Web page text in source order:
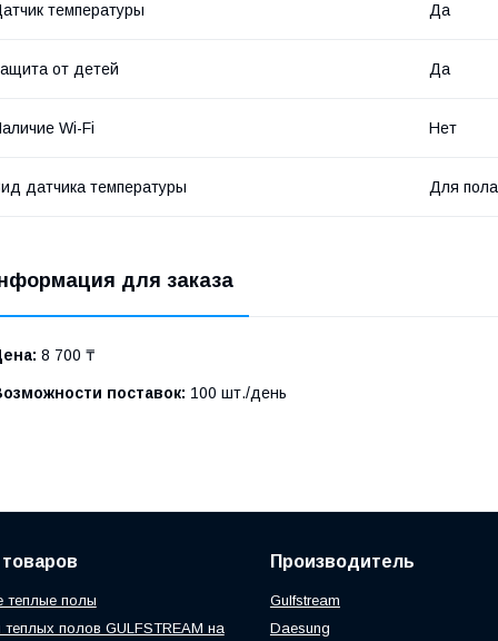
температуры Да
от детей Да
Wi-Fi Нет
датчика температуры Для
для заказа
8 700 ₸
поставок: 100 шт./день
товаров
теплые полы
теплых полов GULFSTREAM на
Производитель
Gulfstream
Daesung